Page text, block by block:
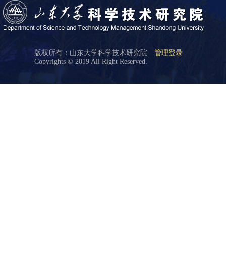
版权所有：山东大学科学技术研究院 管理登录
Copyrights © 2019 All Right Reserved.